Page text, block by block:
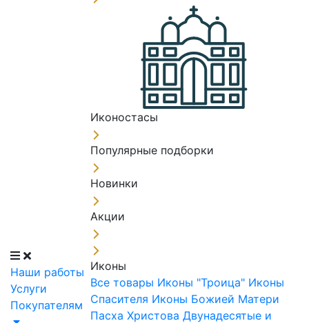
Наши работы
Услуги
Покупателям
Иконостасы
Популярные подборки
Новинки
Акции
Иконы
Все товары Иконы "Троица" Иконы
Спасителя Иконы Божией Матери
Пасха Христова Двунадесятые и